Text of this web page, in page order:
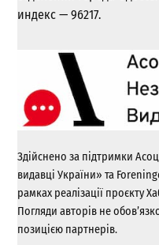
индекс — 96217.
Здійснено за підтримки
видавці України» та
рамках реалізації проєкту
Погляди авторів не
позицією партнерів.